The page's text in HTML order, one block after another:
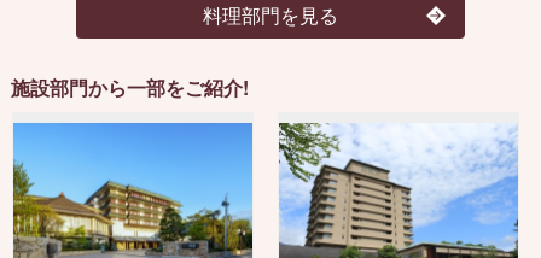
料理部門を見る
施設部門から一部をご紹介!